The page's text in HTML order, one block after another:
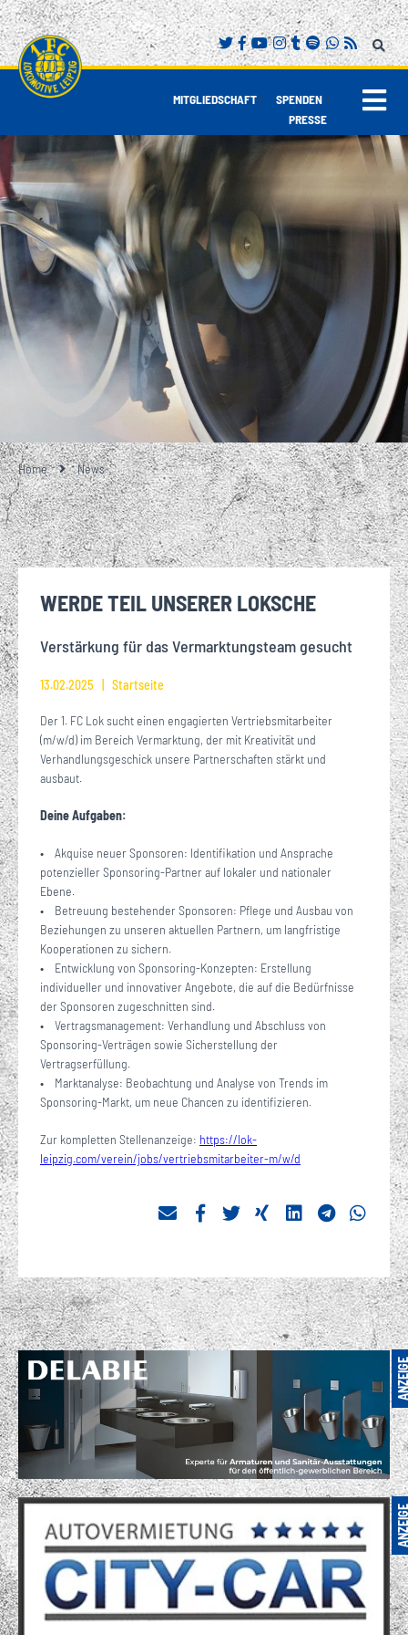
MITGLIEDSCHAFT| SPENDEN |
PRESSE
Home News
WERDE TEIL UNSERER LOKSCHE
Verstärkung für das Vermarktungsteam gesucht
13.02.2025 Startseite
Der 1. FC Lok sucht einen engagierten Vertriebsmitarbeiter
(m/w/d) im Bereich Vermarktung, der mit Kreativität und
Verhandlungsgeschick unsere Partnerschaften stärkt und
ausbaut.
Deine Aufgaben:
• Akquise neuer Sponsoren: Identifikation und Ansprache
potenzieller Sponsoring-Partner auf lokaler und nationaler
Ebene.
• Betreuung bestehender Sponsoren: Pflege und Ausbau von
Beziehungen zu unseren aktuellen Partnern, um langfristige
Kooperationen zu sichern.
• Entwicklung von Sponsoring-Konzepten: Erstellung
individueller und innovativer Angebote, die auf die Bedürfnisse
der Sponsoren zugeschnitten sind.
• Vertragsmanagement: Verhandlung und Abschluss von
Sponsoring-Verträgen sowie Sicherstellung der
Vertragserfüllung.
• Marktanalyse: Beobachtung und Analyse von Trends im
Sponsoring-Markt, um neue Chancen zu identifizieren.
Zur kompletten Stellenanzeige: https://lok-
leipzig.com/verein/jobs/vertriebsmitarbeiter-m/w/d